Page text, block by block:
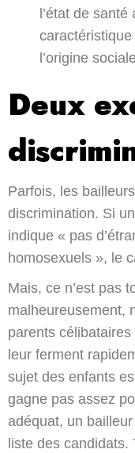
l’état de
l’origine
Deux
Parfois, les
discrimination. Si
indique « pas
homosexuels », le
Mais, ce n’est pas
malheureusement,
parents
leur ferment
sujet des enfants
gagne pas assez
adéquat, un
liste des candidats.